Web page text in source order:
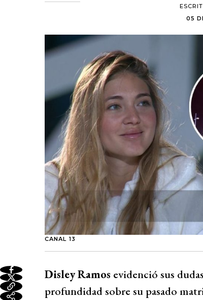
05
CANAL 13
Disley Ramos evidenció sus
profundidad sobre su pasado